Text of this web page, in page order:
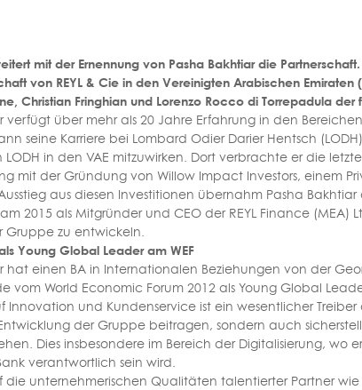
mit der Ernennung von Pasha Bakhtiar die
von REYL & Cie in den Vereinigten Arabischen
Christian Fringhian und Lorenzo Rocco di Torrepadula der
verfügt über mehr als 20 Jahre Erfahrung in den
seine Karriere bei Lombard Odier Darier Hentsch
in den VAE mitzuwirken. Dort verbrachte er die
mit der Gründung von Willow Impact Investors, einem
aus diesen Investitionen übernahm Pasha Bakhtiar
2015 als Mitgründer und CEO der REYL Finance (MEA)
Gruppe zu entwickeln.
Young Global Leader am WEF
hat einen BA in Internationalen Beziehungen von der
vom World Economic Forum 2012 als Young Global
Innovation und Kundenservice ist ein wesentlicher
der Gruppe beitragen, sondern auch
Dies insbesondere im Bereich der Digitalisierung, wo
verantwortlich sein wird.
die unternehmerischen Qualitäten talentierter Partner